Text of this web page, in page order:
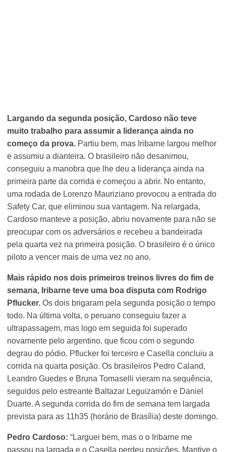
Largando da segunda posição, Cardoso não teve
muito trabalho para assumir a liderança ainda no
começo da prova. Partiu bem, mas Iribarne largou melhor
e assumiu a dianteira. O brasileiro não desanimou,
conseguiu a manobra que lhe deu a liderança ainda na
primeira parte da corrida e começou a abrir. No entanto,
uma rodada de Lorenzo Mauriziano provocou a entrada do
Safety Car, que eliminou sua vantagem. Na relargada,
Cardoso manteve a posição, abriu novamente para não se
preocupar com os adversários e recebeu a bandeirada
pela quarta vez na primeira posição. O brasileiro é o único
piloto a vencer mais de uma vez no ano.
Mais rápido nos dois primeiros treinos livres do fim de
semana, Iribarne teve uma boa disputa com Rodrigo
Pflucker. Os dois brigaram pela segunda posição o tempo
todo. Na última volta, o peruano conseguiu fazer a
ultrapassagem, mas logo em seguida foi superado
novamente pelo argentino, que ficou com o segundo
degrau do pódio. Pflucker foi terceiro e Casella concluiu a
corrida na quarta posição. Os brasileiros Pedro Caland,
Leandro Guedes e Bruna Tomaselli vieram na sequência,
seguidos pelo estreante Baltazar Leguizamón e Daniel
Duarte. A segunda corrida do fim de semana tem largada
prevista para as 11h35 (horário de Brasília) deste domingo.
Pedro Cardoso: “Larguei bem, mas o o Iribarne me
passou na largada e o Casella perdeu posições. Mantive o